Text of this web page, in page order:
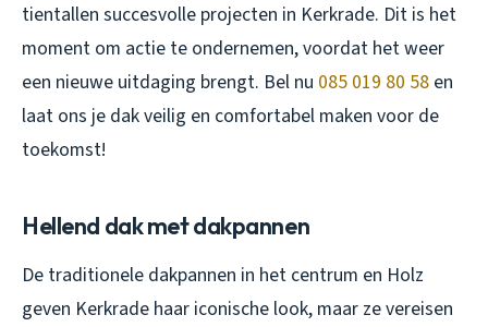
tientallen succesvolle projecten in Kerkrade. Dit is het
moment om actie te ondernemen, voordat het weer
een nieuwe uitdaging brengt. Bel nu 085 019 80 58 en
laat ons je dak veilig en comfortabel maken voor de
toekomst!
Hellend dak met dakpannen
De traditionele dakpannen in het centrum en Holz
geven Kerkrade haar iconische look, maar ze vereisen